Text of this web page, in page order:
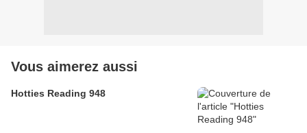
Vous aimerez aussi
Hotties Reading 948